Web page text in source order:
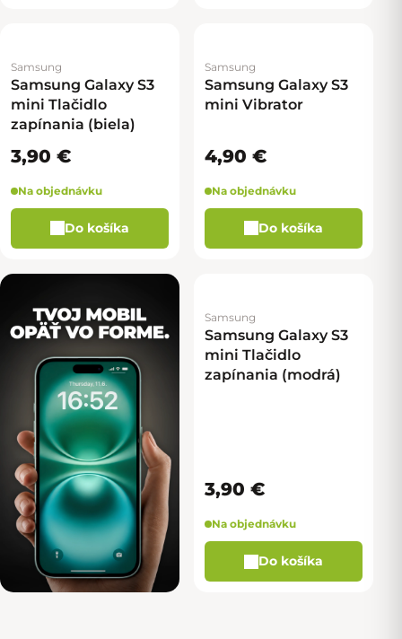
Samsung
Samsung Galaxy S3
mini Tlačidlo
zapínania (biela)
3,90 €
Na objednávku
Do košíka
Samsung
Samsung Galaxy S3
mini Vibrator
4,90 €
Na objednávku
Do košíka
Samsung
Samsung Galaxy S3
mini Tlačidlo
zapínania (modrá)
3,90 €
Na objednávku
Do košíka